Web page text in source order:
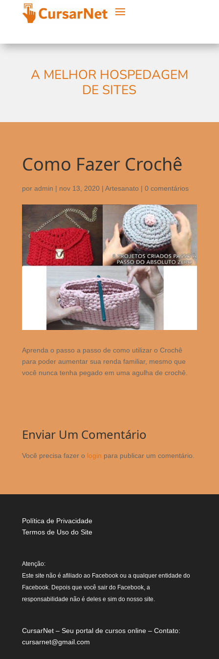
A MELHOR HOSPEDAGEM
DE SITES
Como Fazer Crochê
por admin | nov 13, 2020| Artesanato | 0 comentários
Aprenda o passo a passo de como utilizar o Crochê
para poder aumentar sua renda familiar, mesmo que
você nunca tenha pegado em uma agulha de crochê.
Enviar Um Comentário
Você precisa fazer o login para publicar um comentário.
Política de Privacidade
Termos de Uso do Site
Atenção:
Este site não é afiliado ao Facebook ou a qualquer entidade do
Facebook. Depois que você sair do Facebook, a
responsabilidade não é deles e sim do nosso site.
CursarNet – Seu portal de cursos online – Contato:
cursarnet@gmail.com